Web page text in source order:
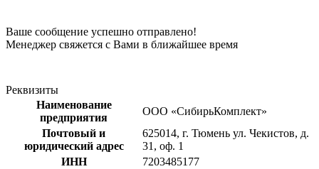
Ваше сообщение успешно отправлено!
Менеджер свяжется с Вами в ближайшее время
Реквизиты
Наименование
предприятия
ООО «СибирьКомплект»
Почтовый и
юридический адрес
625014, г. Тюмень ул. Чекистов, д.
31, оф. 1
ИНН
7203485177